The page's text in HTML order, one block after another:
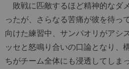
敗戦に匹敵するほど精神的なダ
ったが、さらなる苦痛が彼を待っ
向けた練習中、サンパオリがアシ
ッセと怒鳴り合いの口論となり、
ちがチーム全体にも浸透してしま